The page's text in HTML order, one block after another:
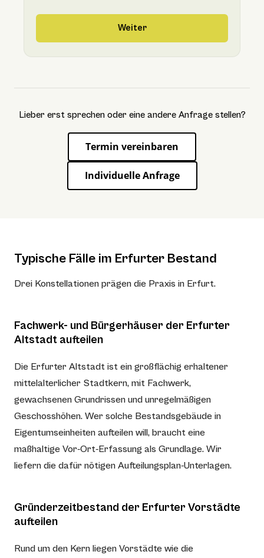
Weiter
Lieber erst sprechen oder eine andere Anfrage stellen?
Termin vereinbaren
Individuelle Anfrage
Typische Fälle im Erfurter Bestand
Drei Konstellationen prägen die Praxis in Erfurt.
Fachwerk- und Bürgerhäuser der Erfurter
Altstadt aufteilen
Die Erfurter Altstadt ist ein großflächig erhaltener
mittelalterlicher Stadtkern, mit Fachwerk,
gewachsenen Grundrissen und unregelmäßigen
Geschosshöhen. Wer solche Bestandsgebäude in
Eigentumseinheiten aufteilen will, braucht eine
maßhaltige Vor-Ort-Erfassung als Grundlage. Wir
liefern die dafür nötigen Aufteilungsplan-Unterlagen.
Gründerzeitbestand der Erfurter Vorstädte
aufteilen
Rund um den Kern liegen Vorstädte wie die